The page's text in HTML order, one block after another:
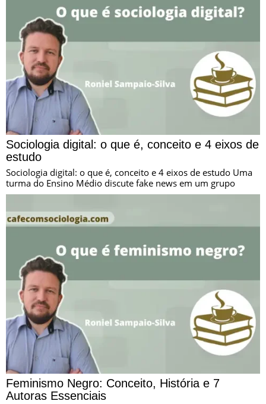
Sociologia digital: o que é, conceito e 4 eixos de
estudo
Sociologia digital: o que é, conceito e 4 eixos de estudo Uma
turma do Ensino Médio discute fake news em um grupo
Feminismo Negro: Conceito, História e 7
Autoras Essenciais